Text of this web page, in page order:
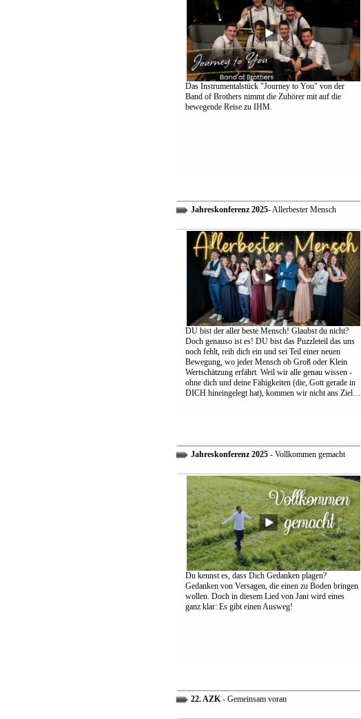
Das Instrumentalstück "Journey to You" von der
Band of Brothers nimmt die Zuhörer mit auf die
bewegende Reise zu IHM.
Jahreskonferenz 2025- Allerbester Mensch
DU bist der aller beste Mensch! Glaubst du nicht?
Doch genauso ist es! DU bist das Puzzleteil das uns
noch fehlt, reih dich ein und sei Teil einer neuen
Bewegung, wo jeder Mensch ob Groß oder Klein
Wertschätzung erfährt. Weil wir alle genau wissen -
ohne dich und deine Fähigkeiten (die, Gott gerade in
DICH hineingelegt hat), kommen wir nicht ans Ziel…
Jahreskonferenz 2025- Vollkommen gemacht
Du kennst es, dass Dich Gedanken plagen?
Gedanken von Versagen, die einen zu Boden bringen
wollen. Doch in diesem Lied von Jani wird eines
ganz klar: Es gibt einen Ausweg!
22. AZK- Gemeinsam voran